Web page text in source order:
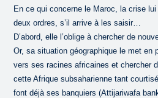
En ce qui concerne le Maroc, la crise
deux ordres, s’il arrive à les saisir…
D’abord, elle l’oblige à chercher de
Or, sa situation géographique le met en
vers ses racines africaines et chercher
cette Afrique subsaharienne tant
font déjà ses banquiers (Attijariwafa